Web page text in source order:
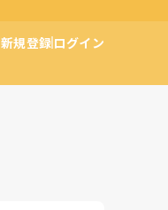
新規登録ログイン